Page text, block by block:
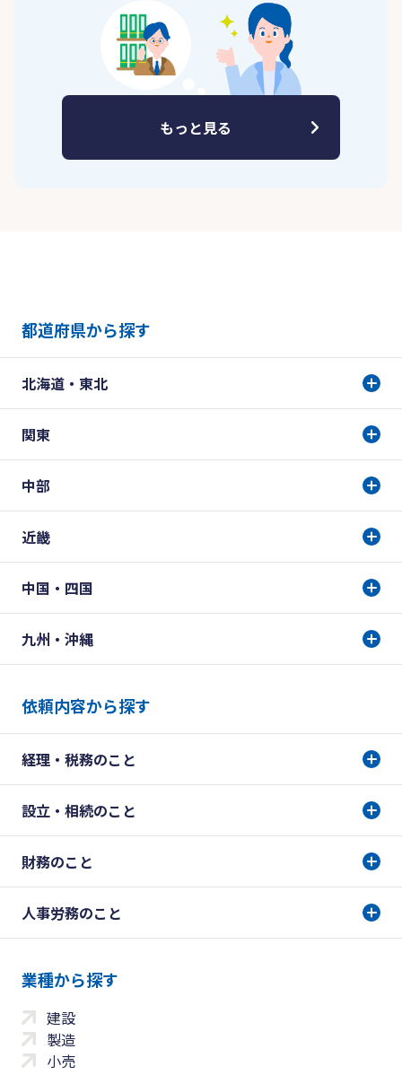
もっと見る
都道府県から探す
北海道・東北
関東
中部
近畿
中国・四国
九州・沖縄
依頼内容から探す
経理・税務のこと
設立・相続のこと
財務のこと
人事労務のこと
業種から探す
建設
製造
小売